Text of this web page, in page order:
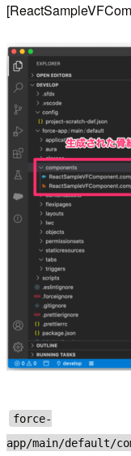
force-
app/main/default/